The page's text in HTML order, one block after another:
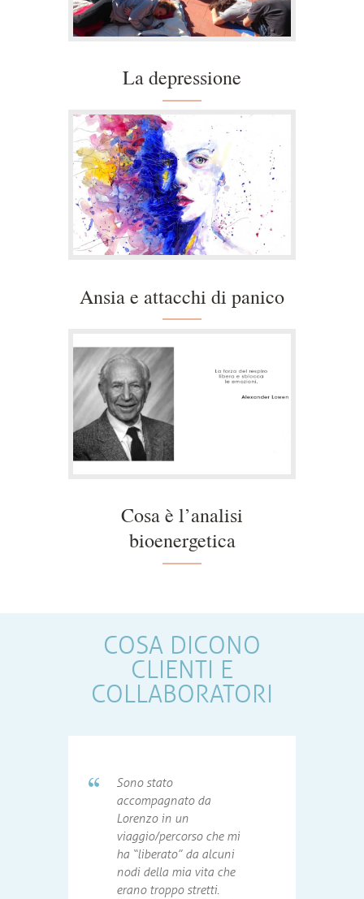
La depressione
Ansia e attacchi di panico
Cosa è l’analisi
bioenergetica
COSA DICONO
CLIENTI E
COLLABORATORI
Sono stato
accompagnato da
Lorenzo in un
viaggio/percorso che mi
ha “liberato” da alcuni
nodi della mia vita che
erano troppo stretti.